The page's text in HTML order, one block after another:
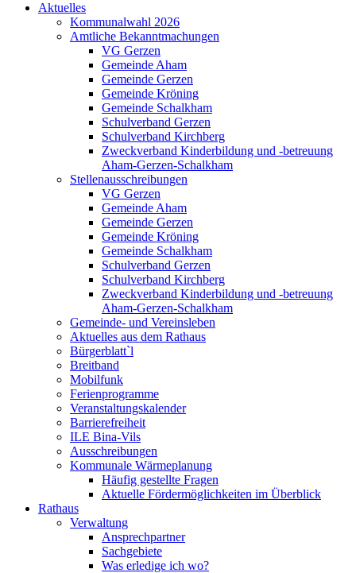
Aktuelles
Kommunalwahl 2026
Amtliche Bekanntmachungen
VG Gerzen
Gemeinde Aham
Gemeinde Gerzen
Gemeinde Kröning
Gemeinde Schalkham
Schulverband Gerzen
Schulverband Kirchberg
Zweckverband Kinderbildung und -betreuung
Aham-Gerzen-Schalkham
Stellenausschreibungen
VG Gerzen
Gemeinde Aham
Gemeinde Gerzen
Gemeinde Kröning
Gemeinde Schalkham
Schulverband Gerzen
Schulverband Kirchberg
Zweckverband Kinderbildung und -betreuung
Aham-Gerzen-Schalkham
Gemeinde- und Vereinsleben
Aktuelles aus dem Rathaus
Bürgerblatt`l
Breitband
Mobilfunk
Ferienprogramme
Veranstaltungskalender
Barrierefreiheit
ILE Bina-Vils
Ausschreibungen
Kommunale Wärmeplanung
Häufig gestellte Fragen
Aktuelle Fördermöglichkeiten im Überblick
Rathaus
Verwaltung
Ansprechpartner
Sachgebiete
Was erledige ich wo?